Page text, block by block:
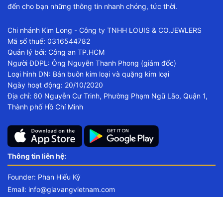
đến cho bạn những thông tin nhanh chóng, tức thời.
Chi nhánh Kim Long - Công ty TNHH LOUIS & CO.JEWLERS
Mã số thuế: 0316544782
Quản lý bởi: Công an TP.HCM
Người ĐDPL: Ông Nguyễn Thanh Phong (giám đốc)
Loại hình DN: Bán buôn kim loại và quặng kim loại
Ngày hoạt động: 20/10/2020
Địa chỉ: 60 Nguyễn Cư Trinh, Phường Phạm Ngũ Lão, Quận 1,
Thành phố Hồ Chí Minh
Thông tin liên hệ:
Founder: Phan Hiếu Kỳ
Email: info@giavangvietnam.com